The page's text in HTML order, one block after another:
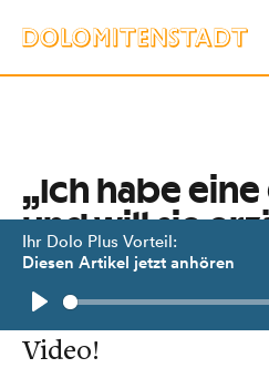
Ihr Dolo Plus Vorteil:
Diesen Artikel jetzt anhören
Play
„Ich habe
und will sie
Omar Khir Alanam
Silvia Ebner hat
Video!